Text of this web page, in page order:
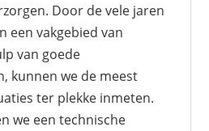
Door de vele jaren
een vakgebied van
van goede
kunnen we de meest
ter plekke inmeten.
we een technische